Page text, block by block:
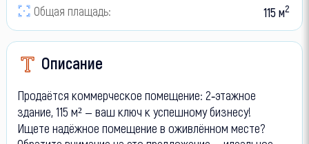
Общая плащадь:
115 м2
Описание
Продаётся коммерческое помещение: 2‑этажное
здание, 115 м² — ваш ключ к успешному бизнесу!
Ищете надёжное помещение в оживлённом месте?